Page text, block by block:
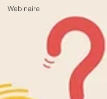
Webinaire